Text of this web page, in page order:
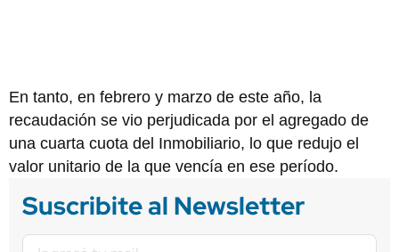
En tanto, en febrero y marzo de este año, la
recaudación se vio perjudicada por el agregado de
una cuarta cuota del Inmobiliario, lo que redujo el
valor unitario de la que vencía en ese período.
Suscribite al Newsletter